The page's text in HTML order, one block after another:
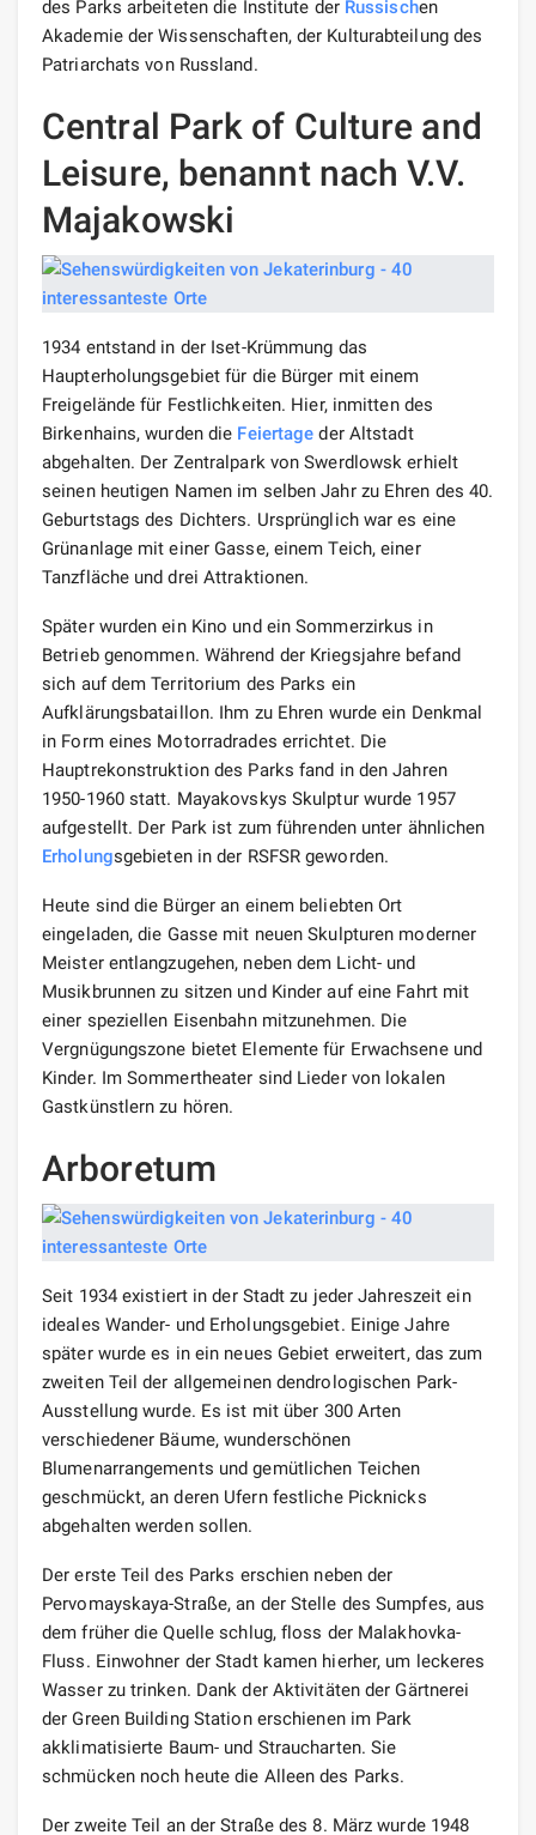
des Parks arbeiteten die Institute der Russischen
Akademie der Wissenschaften, der Kulturabteilung des
Patriarchats von Russland.
Central Park of Culture and
Leisure, benannt nach V.V.
Majakowski
1934 entstand in der Iset-Krümmung das
Haupterholungsgebiet für die Bürger mit einem
Freigelände für Festlichkeiten. Hier, inmitten des
Birkenhains, wurden die Feiertage der Altstadt
abgehalten. Der Zentralpark von Swerdlowsk erhielt
seinen heutigen Namen im selben Jahr zu Ehren des 40.
Geburtstags des Dichters. Ursprünglich war es eine
Grünanlage mit einer Gasse, einem Teich, einer
Tanzfläche und drei Attraktionen.
Später wurden ein Kino und ein Sommerzirkus in
Betrieb genommen. Während der Kriegsjahre befand
sich auf dem Territorium des Parks ein
Aufklärungsbataillon. Ihm zu Ehren wurde ein Denkmal
in Form eines Motorradrades errichtet. Die
Hauptrekonstruktion des Parks fand in den Jahren
1950-1960 statt. Mayakovskys Skulptur wurde 1957
aufgestellt. Der Park ist zum führenden unter ähnlichen
Erholungsgebieten in der RSFSR geworden.
Heute sind die Bürger an einem beliebten Ort
eingeladen, die Gasse mit neuen Skulpturen moderner
Meister entlangzugehen, neben dem Licht- und
Musikbrunnen zu sitzen und Kinder auf eine Fahrt mit
einer speziellen Eisenbahn mitzunehmen. Die
Vergnügungszone bietet Elemente für Erwachsene und
Kinder. Im Sommertheater sind Lieder von lokalen
Gastkünstlern zu hören.
Arboretum
Seit 1934 existiert in der Stadt zu jeder Jahreszeit ein
ideales Wander- und Erholungsgebiet. Einige Jahre
später wurde es in ein neues Gebiet erweitert, das zum
zweiten Teil der allgemeinen dendrologischen Park-
Ausstellung wurde. Es ist mit über 300 Arten
verschiedener Bäume, wunderschönen
Blumenarrangements und gemütlichen Teichen
geschmückt, an deren Ufern festliche Picknicks
abgehalten werden sollen.
Der erste Teil des Parks erschien neben der
Pervomayskaya-Straße, an der Stelle des Sumpfes, aus
dem früher die Quelle schlug, floss der Malakhovka-
Fluss. Einwohner der Stadt kamen hierher, um leckeres
Wasser zu trinken. Dank der Aktivitäten der Gärtnerei
der Green Building Station erschienen im Park
akklimatisierte Baum- und Straucharten. Sie
schmücken noch heute die Alleen des Parks.
Der zweite Teil an der Straße des 8. März wurde 1948